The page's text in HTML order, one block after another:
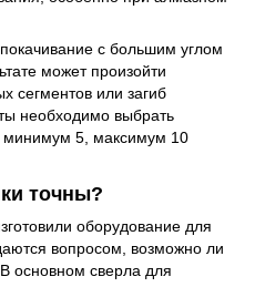
с большим углом
может произойти
сегментов или загиб
необходимо выбрать
5, максимум 10
точны?
оборудование для
вопросом, возможно ли
основном сверла для